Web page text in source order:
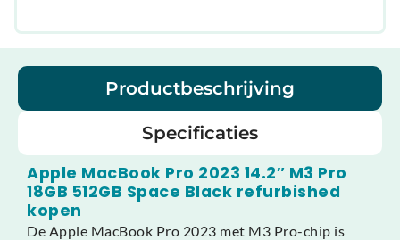
Productbeschrijving
Specificaties
Apple MacBook Pro 2023 14.2″ M3 Pro
18GB 512GB Space Black refurbished
kopen
De Apple MacBook Pro 2023 met M3 Pro-chip is